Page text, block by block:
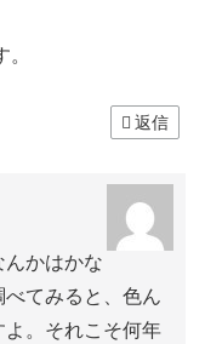
返信
かはかな
てみると、色ん
。それこそ何年